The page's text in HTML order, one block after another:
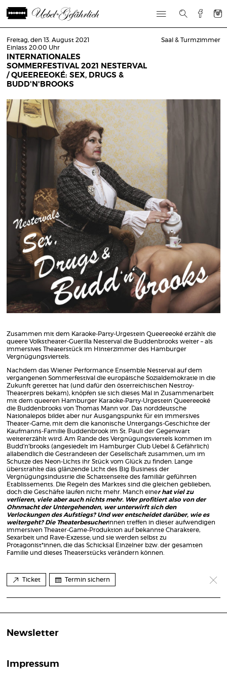
Freitag, den 13. August 2021
Einlass 20:00 Uhr
INTERNATIONALES
SOMMERFESTIVAL 2021 NESTERVAL
/ QUEEREEOKÉ: SEX, DRUGS &
BUDD'N'BROOKS
Saal & Turmzimmer
Zusammen mit dem Karaoke-Party-Urgestein Queereeoké erzählt die
queere Volkstheater-Guerilla Nesterval die Buddenbrooks weiter – als
immersives Theaterstück im Hinterzimmer des Hamburger
Vergnügungsviertels.
Nachdem das Wiener Performance Ensemble Nesterval auf dem
vergangenen Sommerfestival die europäische Sozialdemokratie in die
Zukunft gerettet hat (und dafür den österreichischen Nestroy-
Theaterpreis bekam), knöpfen sie sich dieses Mal in Zusammenarbeit
mit dem queeren Hamburger Karaoke-Party-Urgestein Queereeoké
die Buddenbrooks von Thomas Mann vor. Das norddeutsche
Nationalepos bildet aber nur Ausgangspunkt für ein immersives
Theater-Game, mit dem die kanonische Untergangs-Geschichte der
Kaufmanns-Familie Buddenbrook im St. Pauli der Gegenwart
weitererzählt wird: Am Rande des Vergnügungsviertels kommen im
Budd’n’brooks (angesiedelt im Hamburger Club Uebel & Gefährlich)
allabendlich die Gestrandeten der Gesellschaft zusammen, um im
Schutze des Neon-Lichts ihr Stück vom Glück zu finden. Lange
überstrahlte das glänzende Licht des Big Business der
Vergnügungsindustrie die Schattenseite des familiär geführten
Etablissements. Die Regeln des Marktes sind die gleichen geblieben,
doch die Geschäfte laufen nicht mehr. Manch einer hat viel zu
verlieren, viele aber auch nichts mehr. Wer profitiert also von der
Ohnmacht der Untergehenden, wer unterwirft sich den
Verlockungen des Aufstiegs? Und wer entscheidet darüber, wie es
weitergeht? Die Theaterbesucherinnen treffen in dieser aufwendigen
immersiven Theater-Game-Produktion auf bekannte Charaktere,
Sexarbeit und Rave-Exzesse; und sie werden selbst zu
Protagonist*innen, die das Schicksal Einzelner bzw. der gesamten
Familie und dieses Theaterstücks verändern können.
Ticket Termin sichern
Newsletter
Impressum